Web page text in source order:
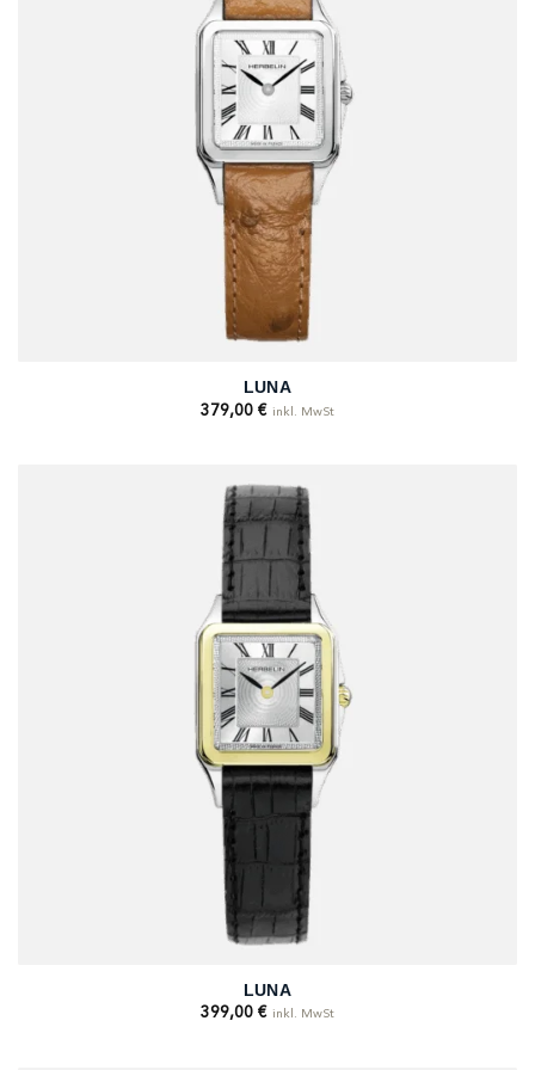
LUNA
379,00 € inkl. MwSt
LUNA
399,00 € inkl. MwSt